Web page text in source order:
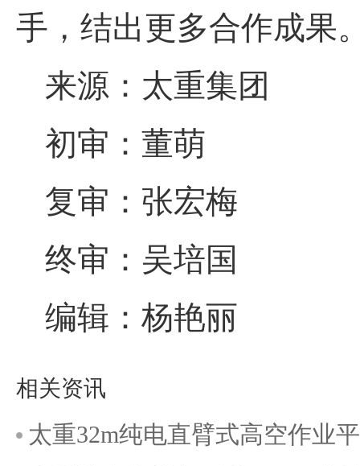
手，结出更多合作成果
来源：太重集团
初审：董萌
复审：张宏梅
终审：吴培国
编辑：杨艳丽
相关资讯
太重32m纯电直臂式高空作业